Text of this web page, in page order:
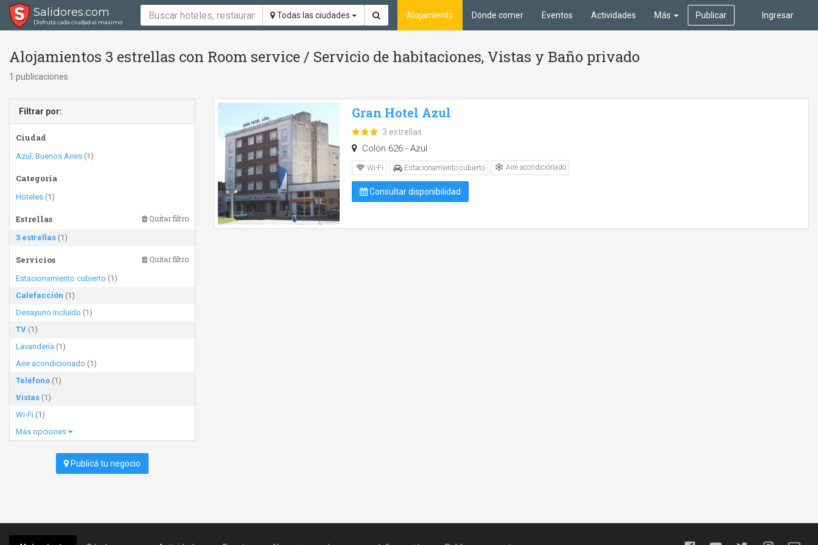
Salidores.com
Disfrutá cada ciudad al máximo
Todas las ciudades Ingresar
Alojamiento Dónde comer Eventos Actividades Más Publicar
Alojamientos 3 estrellas con Room service / Servicio de habitaciones, Vistas y Baño privado
1 publicaciones
Filtrar por:
Ciudad
Azul, Buenos Aires (1)
Categoría
Hoteles (1)
Estrellas Quitar filtro
3 estrellas (1)
Servicios Quitar filtro
Estacionamiento cubierto (1)
Calefacción (1)
Desayuno incluido (1)
TV (1)
Lavandería (1)
Aire acondicionado (1)
Teléfono (1)
Vistas (1)
Wi-Fi (1)
Más opciones
Publicá tu negocio
Gran Hotel Azul
3 estrellas
Colón 626 - Azul
Wi-Fi Estacionamiento cubierto Aire acondicionado
Consultar disponibilidad